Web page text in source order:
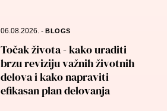
06.08.2026.-BLOGS
Točak života - kako uraditi
brzu reviziju važnih životnih
delova i kako napraviti
efikasan plan delovanja